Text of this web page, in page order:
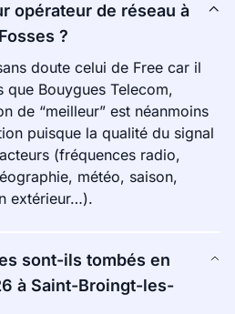
opérateur de réseau à
?
doute celui de Free car il
que Bouygues Telecom,
de “meilleur” est néanmoins
puisque la qualité du signal
(fréquences radio,
météo, saison,
extérieur…).
sont-ils tombés en
à Saint-Broingt-les-